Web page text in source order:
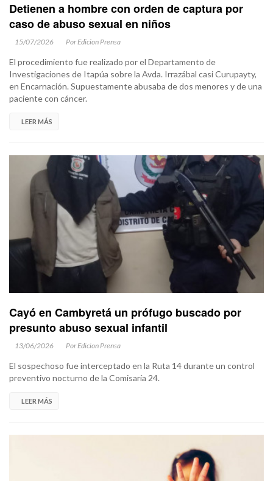
Detienen a hombre con orden de captura por
caso de abuso sexual en niños
15/07/2026 Por Edicion Prensa
El procedimiento fue realizado por el Departamento de
Investigaciones de Itapúa sobre la Avda. Irrazábal casi Curupayty,
en Encarnación. Supuestamente abusaba de dos menores y de una
paciente con cáncer.
LEER MÁS
Cayó en Cambyretá un prófugo buscado por
presunto abuso sexual infantil
13/06/2026 Por Edicion Prensa
El sospechoso fue interceptado en la Ruta 14 durante un control
preventivo nocturno de la Comisaría 24.
LEER MÁS